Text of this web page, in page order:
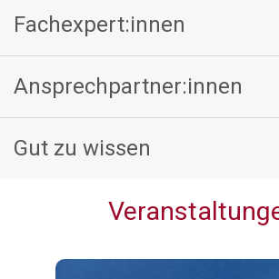
Fachexpert:innen
Ansprechpartner:innen
Gut zu wissen